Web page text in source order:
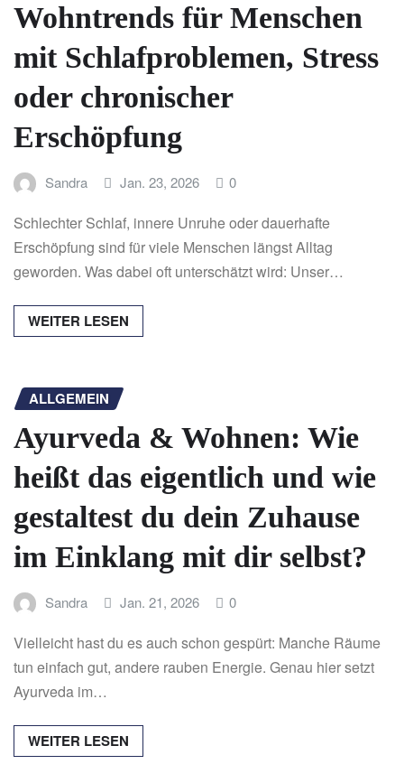
Wohntrends für Menschen
mit Schlafproblemen, Stress
oder chronischer
Erschöpfung
Sandra Jan. 23, 2026 0
Schlechter Schlaf, innere Unruhe oder dauerhafte
Erschöpfung sind für viele Menschen längst Alltag
geworden. Was dabei oft unterschätzt wird: Unser…
WEITER LESEN
ALLGEMEIN
Ayurveda & Wohnen: Wie
heißt das eigentlich und wie
gestaltest du dein Zuhause
im Einklang mit dir selbst?
Sandra Jan. 21, 2026 0
Vielleicht hast du es auch schon gespürt: Manche Räume
tun einfach gut, andere rauben Energie. Genau hier setzt
Ayurveda im…
WEITER LESEN